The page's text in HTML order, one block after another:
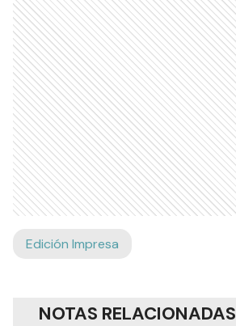
Edición Impresa
NOTAS RELACIONADAS